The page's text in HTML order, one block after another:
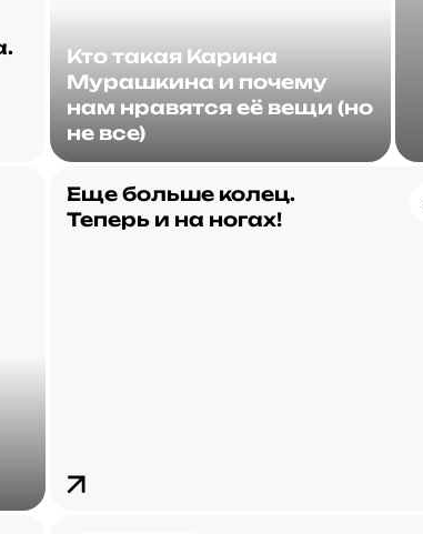
Кто такая Карина
Мурашкина и почему
нам нравятся её вещи (но
не все)
Еще больше колец.
Теперь и на ногах!